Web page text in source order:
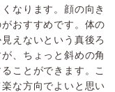
なります。顔の向き
おすすめです。体の
えないという真後ろ
、ちょっと斜めの角
ことができます。こ
な方向でよいと思い